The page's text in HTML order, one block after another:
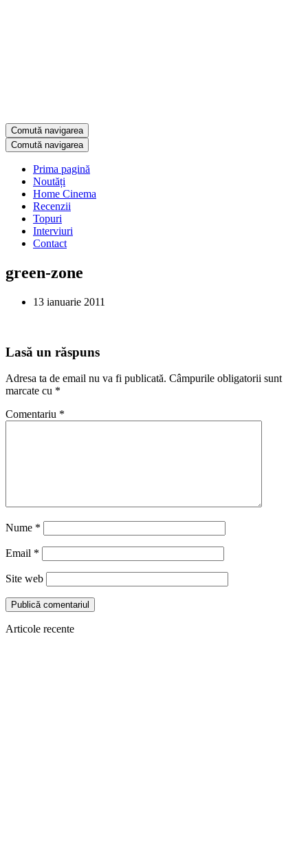
Comută navigarea
Comută navigarea
Prima pagină
Noutăți
Home Cinema
Recenzii
Topuri
Interviuri
Contact
green-zone
13 ianuarie 2011
Lasă un răspuns
Adresa ta de email nu va fi publicată. Câmpurile obligatorii sunt
marcate cu *
Comentariu *
Nume *
Email *
Site web
Articole recente